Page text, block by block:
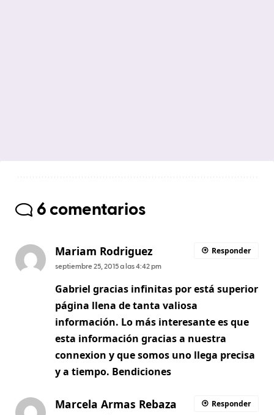
6 comentarios
Mariam Rodriguez
septiembre 25, 2015 a las 4:42 pm
Gabriel gracias infinitas por está superior
página llena de tanta valiosa
información. Lo más interesante es que
esta información gracias a nuestra
connexion y que somos uno llega precisa
y a tiempo. Bendiciones
Responder
Marcela Armas Rebaza Responder